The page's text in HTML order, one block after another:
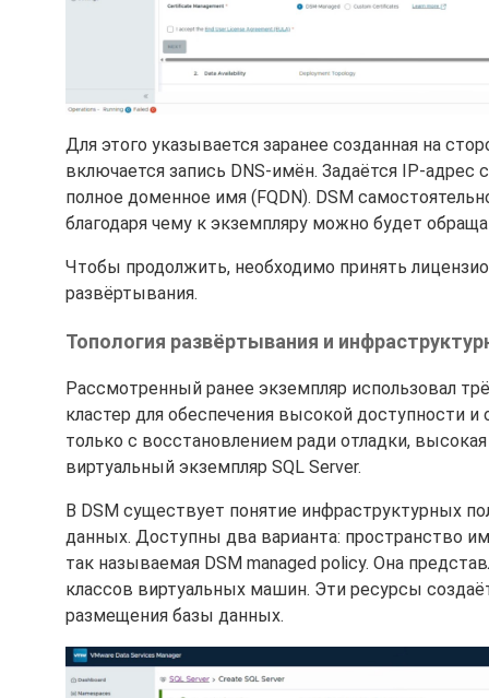
Для этого указывается заранее созданная на
включается запись DNS-имён. Задаётся IP-
полное доменное имя (FQDN). DSM
благодаря чему к экземпляру можно будет
Чтобы продолжить, необходимо принять
развёртывания.
Топология развёртывания и
Рассмотренный ранее экземпляр использовал
кластер для обеспечения высокой доступности
только с восстановлением ради отладки,
виртуальный экземпляр SQL Server.
В DSM существует понятие инфраструктурных
данных. Доступны два варианта: пространство
так называемая DSM managed policy. Она
классов виртуальных машин. Эти ресурсы
размещения базы данных.